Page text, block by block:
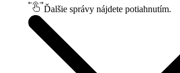
Ďalšie správy nájdete potiahnutím.